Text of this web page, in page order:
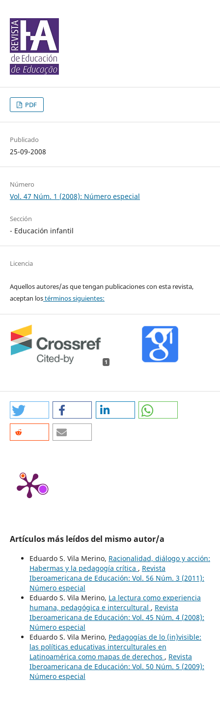
PDF
Publicado
25-09-2008
Número
Vol. 47 Núm. 1 (2008): Número especial
Sección
- Educación infantil
Licencia
Aquellos autores/as que tengan publicaciones con esta revista,
aceptan lostérminos siguientes:
1
Artículos más leídos del mismo autor/a
Eduardo S. Vila Merino, Racionalidad, diálogo y acción:
Habermas y la pedagogía crítica , Revista
Iberoamericana de Educación: Vol. 56 Núm. 3 (2011):
Número especial
Eduardo S. Vila Merino, La lectura como experiencia
humana, pedagógica e intercultural , Revista
Iberoamericana de Educación: Vol. 45 Núm. 4 (2008):
Número especial
Eduardo S. Vila Merino, Pedagogías de lo (in)visible:
las políticas educativas interculturales en
Latinoamérica como mapas de derechos , Revista
Iberoamericana de Educación: Vol. 50 Núm. 5 (2009):
Número especial